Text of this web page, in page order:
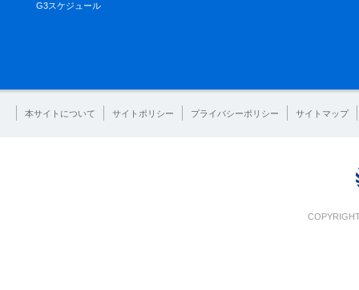
G3スケジュール
本サイトについて サイトポリシー プライバシーポリシー サイトマップ